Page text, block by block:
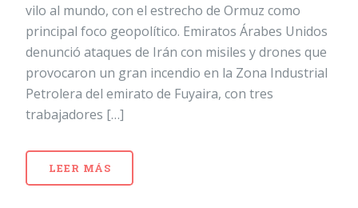
vilo al mundo, con el estrecho de Ormuz como
principal foco geopolítico. Emiratos Árabes Unidos
denunció ataques de Irán con misiles y drones que
provocaron un gran incendio en la Zona Industrial
Petrolera del emirato de Fuyaira, con tres
trabajadores […]
LEER MÁS